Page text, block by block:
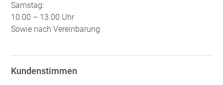
Samstag:
10.00 – 13.00 Uhr
Sowie nach Vereinbarung
Kundenstimmen